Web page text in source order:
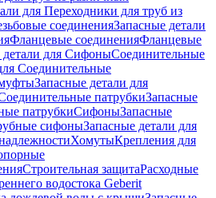
для Переходники для труб из
соединенияЗапасные детали
Фланцевые соединенияФланцевые
детали для СифоныСоединительные
Соединительные
Запасные детали для
патрубкиЗапасные
патрубкиСифоныЗапасные
сифоныЗапасные детали для
ХомутыКрепления для
Строительная защитаРасходные
водостока Geberit